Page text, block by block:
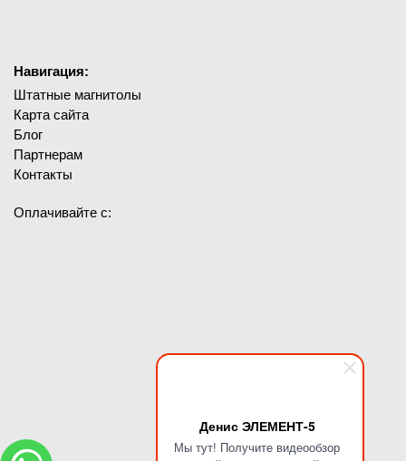
Денис ЭЛЕМЕНТ-5
Мы тут! Получите видеообзор
Навигация:
Штатные магнитолы
Карта сайта
Блог
Партнерам
Контакты
Оплачивайте с: